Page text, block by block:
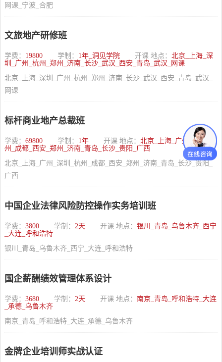
网课_宁波_合肥
文旅地产研修班
学费： 19800 学制： 1年_洞见学院 开课 地点： 北京_上海_深
圳_广州_杭州_郑州_济南_长沙_武汉_西安_青岛_武汉_网课
北京_上海_深圳_广州_杭州_郑州_济南_长沙_武汉_西安_青岛_武汉_
网课
标杆商业地产总裁班
学费： 69800 学制： 1年 开课 地点： 北京_上海_广州_深圳_杭
州_成都_西安_郑州_济南_青岛_长沙_贵阳_广西
北京_上海_广州_深圳_杭州_成都_西安_郑州_济南_青岛_长沙_贵阳_
广西
中国企业法律风险防控操作实务培训班
学费： 3800 学制： 2天 开课 地点： 银川_青岛_乌鲁木齐_西宁
_大连_呼和浩特
银川_青岛_乌鲁木齐_西宁_大连_呼和浩特
国企薪酬绩效管理体系设计
学费： 3680 学制： 2天 开课 地点： 南京_青岛_呼和浩特_大连
_承德_乌鲁木齐
南京_青岛_呼和浩特_大连_承德_乌鲁木齐
金牌企业培训师实战认证